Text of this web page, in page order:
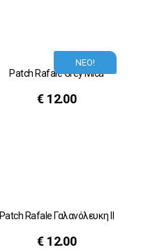
ΝΕΟ!
Patch Rafale Grey Mica
€ 12.00
Patch Rafale Γαλανόλευκη ΙΙ
€ 12.00